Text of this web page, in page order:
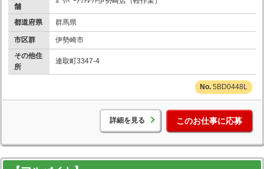
舗
都道府県 群馬県
市区群
伊勢崎市
その他住
所
連取町3347-4
5BD0448L
詳細を見る このお仕事に応募